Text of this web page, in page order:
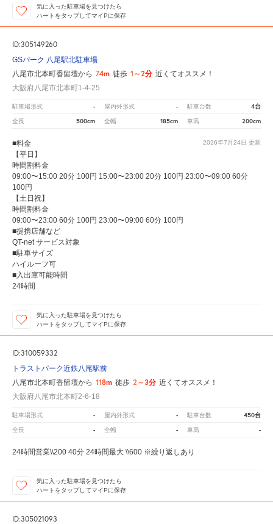
気に入った駐車場を見つけたら
ハートをタップしてマイPに保存
ID:305149260
GSパーク 八尾駅北駐車場
八尾市北本町香留壇から 74m 徒歩 1～2分 近くてオススメ！
大阪府八尾市北本町1-4-25
駐車場形式 - 屋内外形式 - 駐車台数 4台
全長 500cm 全幅 185cm 車高 200cm
2026年7月24日 更新
■料金
【平日】
時間割料金
09:00〜15:00 20分 100円 15:00〜23:00 20分 100円 23:00〜09:00 60分
100円
【土日祝】
時間割料金
09:00〜23:00 60分 100円 23:00〜09:00 60分 100円
■提携店舗など
QT-net サービス対象
■駐車サイズ
ハイルーフ可
■入出庫可能時間
24時間
気に入った駐車場を見つけたら
ハートをタップしてマイPに保存
ID:310059332
トラストパーク近鉄八尾駅前
八尾市北本町香留壇から 118m 徒歩 2～3分 近くてオススメ！
大阪府八尾市北本町2-6-18
駐車場形式 - 屋内外形式 - 駐車台数 450台
全長 - 全幅 - 車高 -
24時間営業\\200 40分 24時間最大 \\600 ※繰り返しあり
気に入った駐車場を見つけたら
ハートをタップしてマイPに保存
ID:305021093